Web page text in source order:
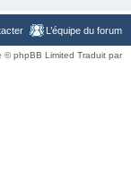
L’équipe du forum
© phpBB Limited Traduit par